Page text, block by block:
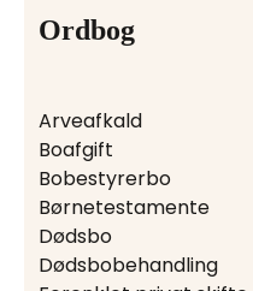
Ordbog
Arveafkald
Boafgift
Bobestyrerbo
Børnetestamente
Dødsbo
Dødsbobehandling